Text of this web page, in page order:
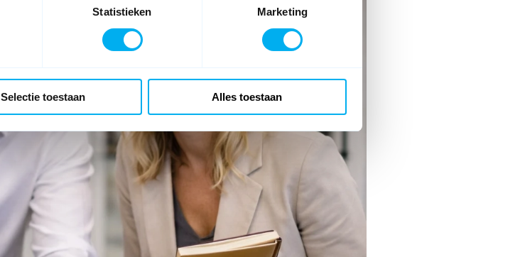
Statistieken Marketing
Selectie toestaan Alles toestaan